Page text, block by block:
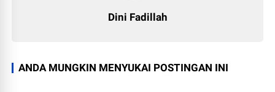
Dini Fadillah
ANDA MUNGKIN MENYUKAI POSTINGAN INI